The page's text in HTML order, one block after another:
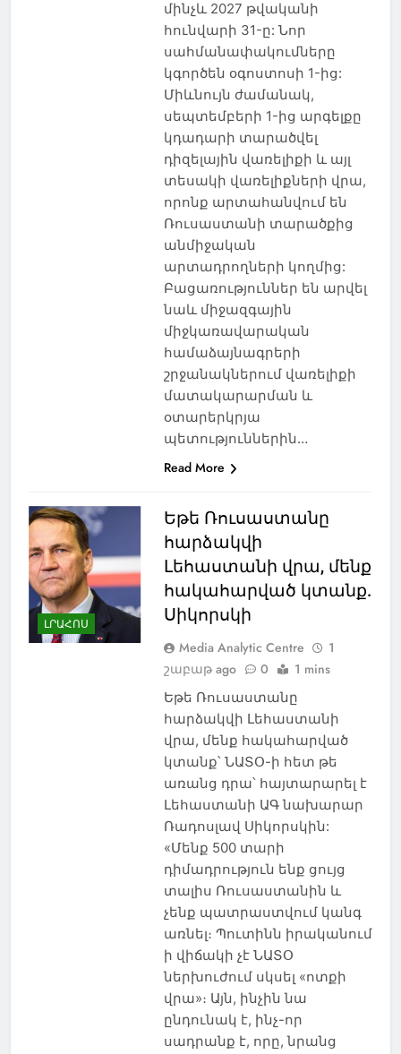
մինչև 2027 թվականի
հունվարի 31-ը: Նոր
սահմանափակումները
կգործեն օգոստոսի 1-ից:
Միևնույն ժամանակ,
սեպտեմբերի 1-ից արգելքը
կդադարի տարածվել
դիզելային վառելիքի և այլ
տեսակի վառելիքների վրա,
որոնք արտահանվում են
Ռուսաստանի տարածքից
անմիջական
արտադրողների կողմից:
Բացառություններ են արվել
նաև միջազգային
միջկառավարական
համաձայնագրերի
շրջանակներում վառելիքի
մատակարարման և
օտարերկրյա
պետություններին…
Read More
ԼՐԱՀՈՍ
Եթե Ռուսաստանը
հարձակվի
Լեհաստանի վրա, մենք
հակահարված կտանք.
Սիկորսկի
Media Analytic Centre
1
շաբաթ ago
0 1 mins
Եթե Ռուսաստանը
հարձակվի Լեհաստանի
վրա, մենք հակահարված
կտանք՝ ՆԱՏՕ-ի հետ թե
առանց դրա՝ հայտարարել է
Լեհաստանի ԱԳ նախարար
Ռադոսլավ Սիկորսկին:
«Մենք 500 տարի
դիմադրություն ենք ցույց
տալիս Ռուսաստանին և
չենք պատրաստվում կանգ
առնել։ Պուտինն իրականում
ի վիճակի չէ ՆԱՏՕ
ներխուժում սկսել «ոտքի
վրա»։ Այն, ինչին նա
ընդունակ է, ինչ-որ
սադրանք է, որը, նրանց